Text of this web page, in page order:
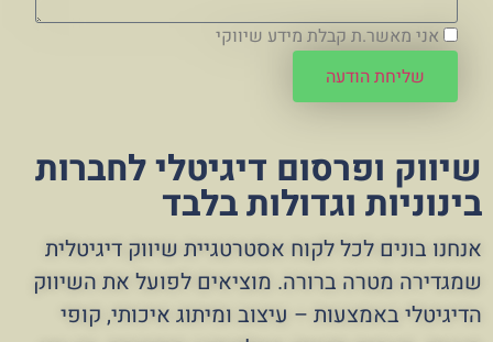
אני מאשר.ת קבלת מידע שיווקי
שליחת הודעה
שיווק ופרסום דיגיטלי לחברות
בינוניות וגדולות בלבד
אנחנו בונים לכל לקוח אסטרטגיית שיווק דיגיטלית
שמגדירה מטרה ברורה. מוציאים לפועל את השיווק
הדיגיטלי באמצעות – עיצוב ומיתוג איכותי, קופי